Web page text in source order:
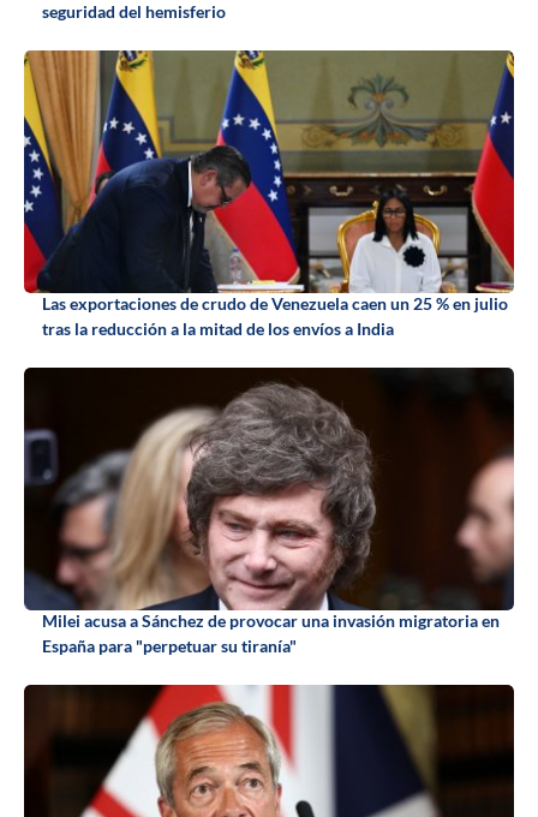
seguridad del hemisferio
Las exportaciones de crudo de Venezuela caen un 25 % en julio
tras la reducción a la mitad de los envíos a India
Milei acusa a Sánchez de provocar una invasión migratoria en
España para "perpetuar su tiranía"